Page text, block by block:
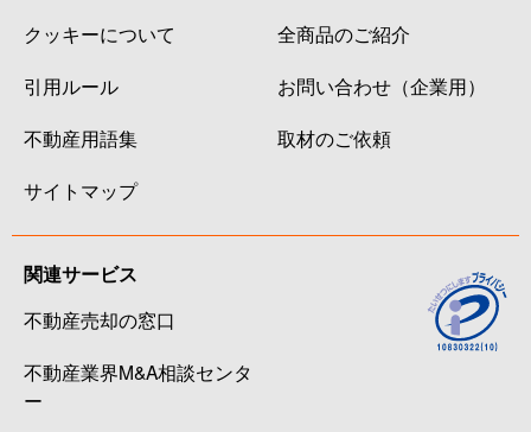
クッキーについて
引用ルール
不動産用語集
サイトマップ
全商品のご紹介
お問い合わせ（企業用）
取材のご依頼
関連サービス
不動産売却の窓口
不動産業界M&A相談センタ
ー